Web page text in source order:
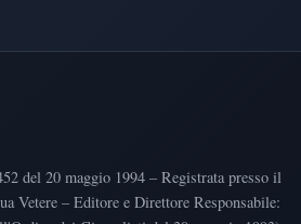
del 20 maggio 1994 – Registrata presso il
Vetere – Editore e Direttore Responsabile: